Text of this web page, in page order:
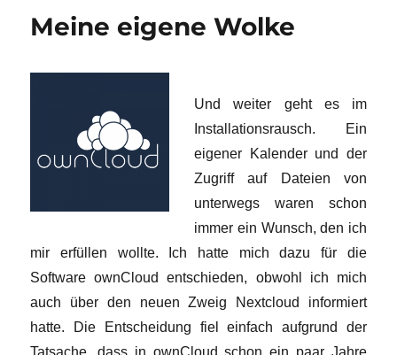
Meine eigene Wolke
Und weiter geht es im
Installationsrausch. Ein
eigener Kalender und der
Zugriff auf Dateien von
unterwegs waren schon
immer ein Wunsch, den ich
mir erfüllen wollte. Ich hatte mich dazu für die
Software ownCloud entschieden, obwohl ich mich
auch über den neuen Zweig Nextcloud informiert
hatte. Die Entscheidung fiel einfach aufgrund der